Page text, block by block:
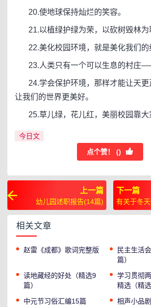
20.使地球保持灿烂的笑容。
21.以植绿护绿为荣，以砍树毁林为
22.美化校园环境，就是美化我们的
23.人类只有一个可以生息的村庄
24.学会保护环境，那样才能让天更
让我们的世界更美好。
25.草儿绿，花儿红，美丽校园靠大
今日文
点个赞！ ()
上一篇
幼儿园述职报告(14篇)
下一篇
有关于冬天
篇）
相关文章
赵雷《成都》歌词完整版
民主生活
篇）
读地藏经的好处（精选9
篇）
学习贯彻
精选（精选
中元节习俗汇编15篇
相声小品